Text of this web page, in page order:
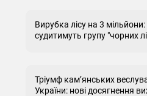
Вирубка лісу на 3
судитимуть групу "чорних
Тріумф кам’янських
України: нові досягнення